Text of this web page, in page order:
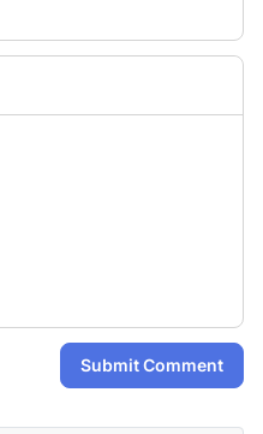
Submit Comment